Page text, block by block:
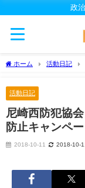
政
ホーム 活動日記
活動日記
尼崎西防犯協
防止キャンペ
2018-10-11 2018-10-